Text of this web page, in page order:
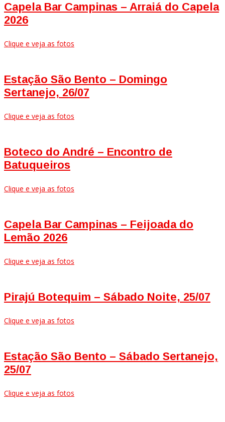
Capela Bar Campinas – Arraiá do Capela
2026
Clique e veja as fotos
Estação São Bento – Domingo
Sertanejo, 26/07
Clique e veja as fotos
Boteco do André – Encontro de
Batuqueiros
Clique e veja as fotos
Capela Bar Campinas – Feijoada do
Lemão 2026
Clique e veja as fotos
Pirajú Botequim – Sábado Noite, 25/07
Clique e veja as fotos
Estação São Bento – Sábado Sertanejo,
25/07
Clique e veja as fotos